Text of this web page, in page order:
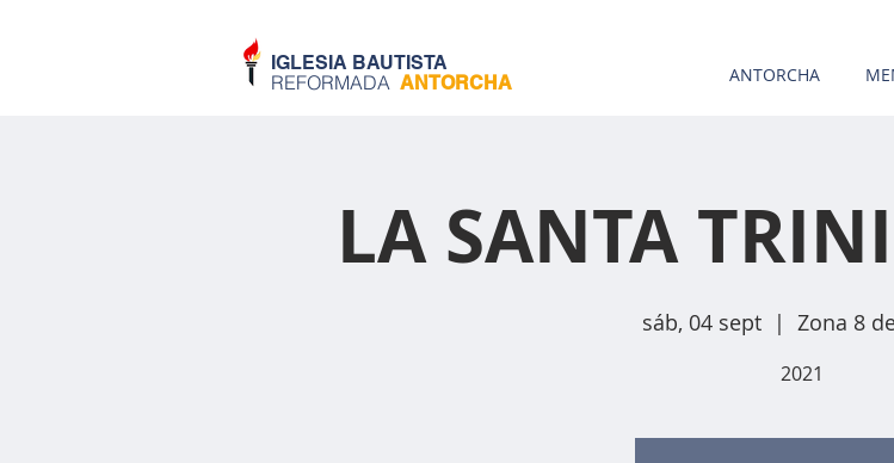
IGLESIA BAUTISTA
REFORMADA ANTORCHA ANTORCHA
LA SANTA
sáb, 04 sept
  |
Zona 8
2021